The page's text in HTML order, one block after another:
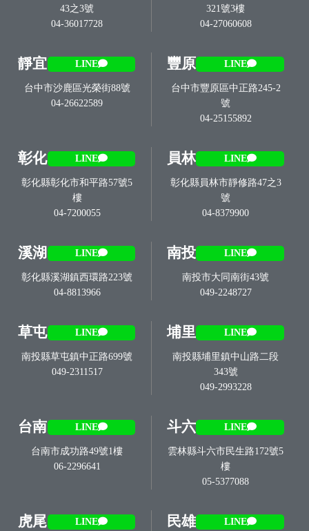
43之3號
04-36017728
321號3樓
04-27060608
靜宜 LINE
台中市沙鹿區光榮街88號
04-26622589
豐原 LINE
台中市豐原區中正路245-2
號
04-25155892
彰化 LINE
彰化縣彰化市和平路57號5
樓
04-7200055
員林 LINE
彰化縣員林市靜修路47之3
號
04-8379900
溪湖 LINE
彰化縣溪湖鎮西環路223號
04-8813966
南投 LINE
南投市大同南街43號
049-2248727
草屯 LINE
南投縣草屯鎮中正路699號
049-2311517
埔里 LINE
南投縣埔里鎮中山路二段
343號
049-2993228
台南 LINE
台南市成功路49號1樓
06-2296641
斗六 LINE
雲林縣斗六市民生路172號5
樓
05-5377088
虎尾 LINE 民雄 LINE